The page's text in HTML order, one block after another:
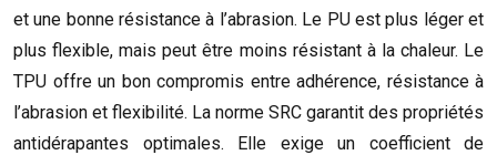
et une bonne résistance à l’abrasion. Le PU est plus léger et
plus flexible, mais peut être moins résistant à la chaleur. Le
TPU offre un bon compromis entre adhérence, résistance à
l’abrasion et flexibilité. La norme SRC garantit des propriétés
antidérapantes optimales. Elle exige un coefficient de